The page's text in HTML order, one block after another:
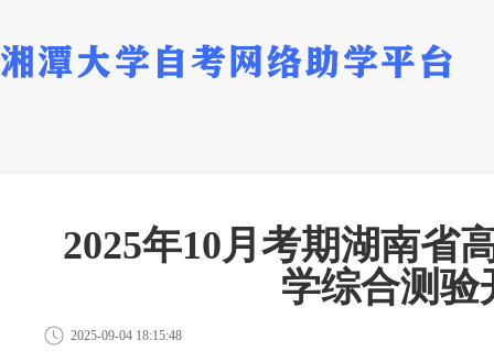
2025年10月考期湖南省
学综合测验
2025-09-04 18:15:48